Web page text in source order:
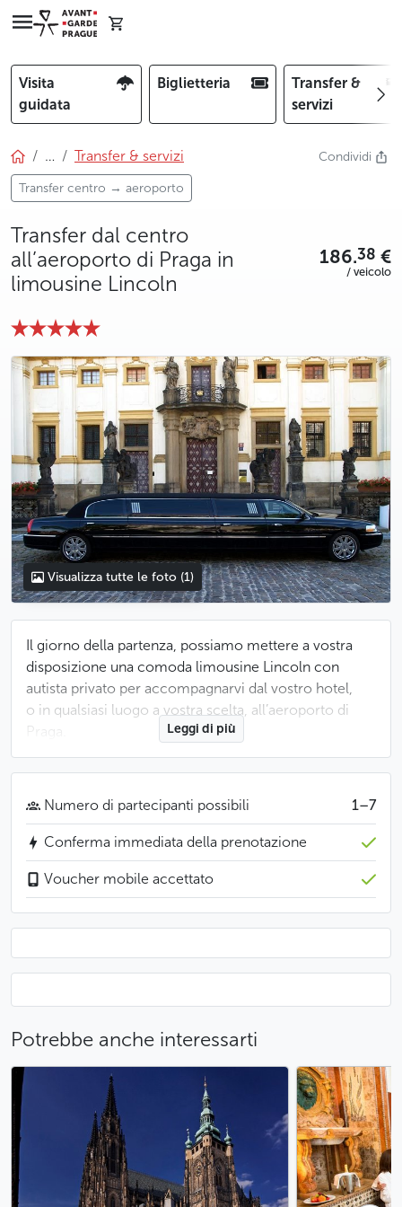
Visita
guidata
Biglietteria
Transfer &
servizi
… Transfer & servizi
Transfer centro → aeroporto
Condividi
Transfer dal centro
all’aeroporto di Praga in
limousine Lincoln
186.38 €
/ veicolo
Visualizza tutte le foto (1)
Il giorno della partenza, possiamo mettere a vostra
disposizione una comoda limousine Lincoln con
autista privato per accompagnarvi dal vostro hotel,
o in qualsiasi luogo a vostra scelta, all’aeroporto di
Praga.
Se soggiornate nel centro storico, vi consigliamo una
partenza di due ore e mezza prima del decollo
previsto dell’aereo. Il vostro autista vi aspetterà
all’orario esatto davanti all’ingresso principale del tuo
hotel o all’indirizzo che avete indicato.
Buono a sapersi
Potete prenotare il vostro transfert fino a 9 ore
prima.
Leggi di più
Numero di partecipanti possibili 1–7
Conferma immediata della prenotazione
Voucher mobile accettato
Potrebbe anche interessarti